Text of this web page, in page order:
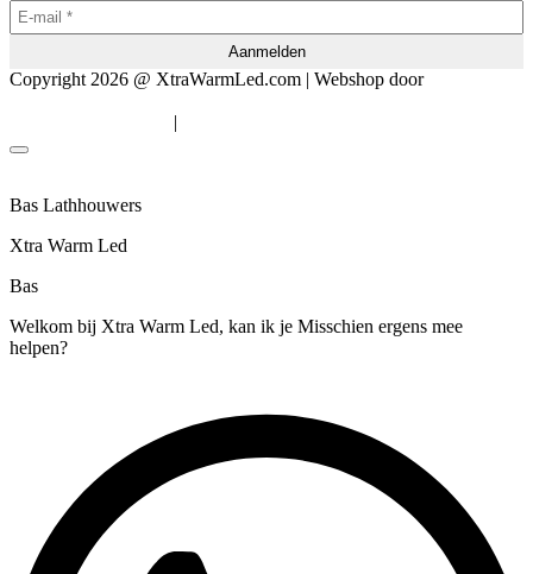
Copyright 2026 @ XtraWarmLed.com | Webshop door
|
Bas Lathhouwers
Xtra Warm Led
Bas
Welkom bij Xtra Warm Led, kan ik je Misschien ergens mee
helpen?